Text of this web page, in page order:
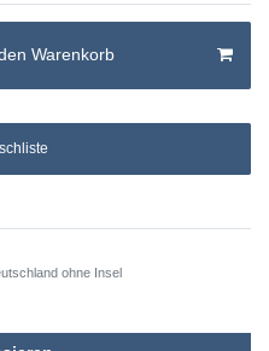
Warenkorb
ohne Insel